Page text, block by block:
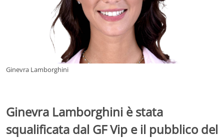
Ginevra Lamborghini
Ginevra Lamborghini è stata
squalificata dal GF Vip e il pubblico del